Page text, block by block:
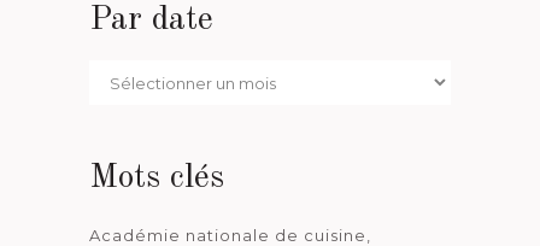
Par date
Par
Mots clés
Académie nationale de cuisine